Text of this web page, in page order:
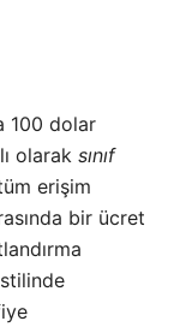
100 dolar
olarak sınıf
erişim
bir ücret